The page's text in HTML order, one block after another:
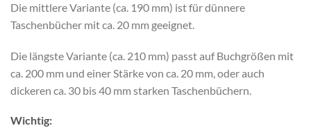
Die mittlere Variante (ca. 190 mm) ist für dünnere
Taschenbücher mit ca. 20 mm geeignet.
Die längste Variante (ca. 210 mm) passt auf Buchgrößen mit
ca. 200 mm und einer Stärke von ca. 20 mm, oder auch
dickeren ca. 30 bis 40 mm starken Taschenbüchern.
Wichtig: